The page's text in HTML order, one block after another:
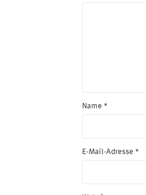
Name *
E-Mail-Adresse *